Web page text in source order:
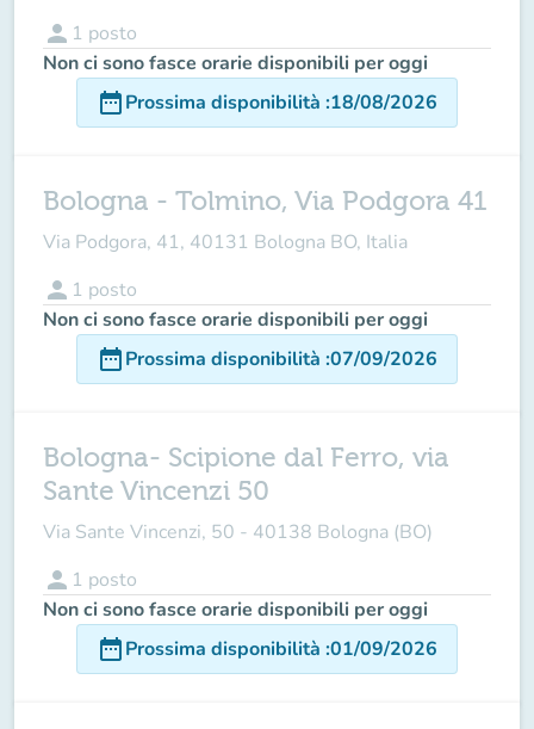
person 1 posto
Non ci sono fasce orarie disponibili per oggi
date_rangeProssima disponibilità :18/08/2026
Bologna - Tolmino, Via Podgora 41
Via Podgora, 41, 40131 Bologna BO, Italia
person 1 posto
Non ci sono fasce orarie disponibili per oggi
date_rangeProssima disponibilità :07/09/2026
Bologna- Scipione dal Ferro, via
Sante Vincenzi 50
Via Sante Vincenzi, 50 - 40138 Bologna (BO)
person 1 posto
Non ci sono fasce orarie disponibili per oggi
date_rangeProssima disponibilità :01/09/2026